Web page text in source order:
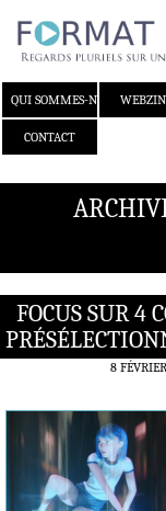
QUI SOMMES-NOUS ?
CONTACT
FOCUS SUR 4
8